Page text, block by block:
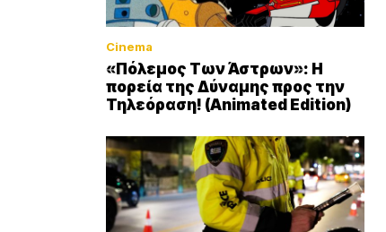
Cinema
«Πόλεμος Των Άστρων»: Η
πορεία της Δύναμης προς την
Τηλεόραση! (Animated Edition)